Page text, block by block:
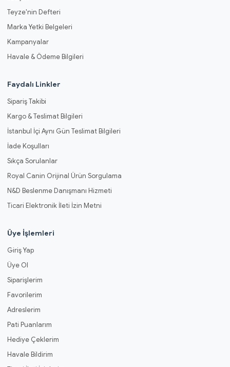
Teyze'nin Defteri
Marka Yetki Belgeleri
Kampanyalar
Havale & Ödeme Bilgileri
Faydalı Linkler
Sipariş Takibi
Kargo & Teslimat Bilgileri
İstanbul İçi Aynı Gün Teslimat Bilgileri
İade Koşulları
Sıkça Sorulanlar
Royal Canin Orijinal Ürün Sorgulama
N&D Beslenme Danışmanı Hizmeti
Ticari Elektronik İleti İzin Metni
Üye İşlemleri
Giriş Yap
Üye Ol
Siparişlerim
Favorilerim
Adreslerim
Pati Puanlarım
Hediye Çeklerim
Havale Bildirim